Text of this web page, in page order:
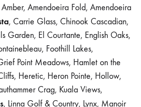
Amendoeira Fold, Amendoeira
, Carrie Glass, Chinook Cascadian,
Garden, El Courtante, English Oaks,
Foothill Lakes,
Point Meadows, Hamlet on the
Heretic, Heron Pointe, Hollow,
Crag, Kuala Views,
, Linna Golf & Country, Lynx, Manoir